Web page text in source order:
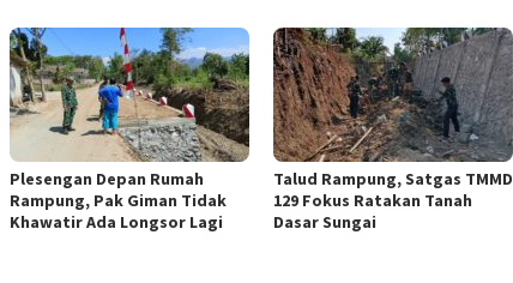
Plesengan Depan Rumah
Rampung, Pak Giman Tidak
Khawatir Ada Longsor Lagi
Talud Rampung, Satgas TMMD
129 Fokus Ratakan Tanah
Dasar Sungai